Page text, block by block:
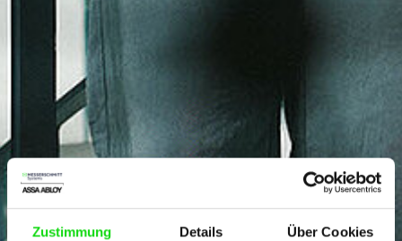
Zustimmung Details Über Cookies